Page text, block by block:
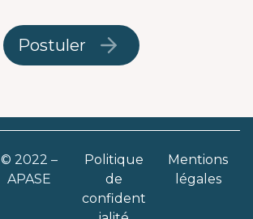
Postuler
© 2022 –
APASE
Politique
de
confident
Mentions
légales